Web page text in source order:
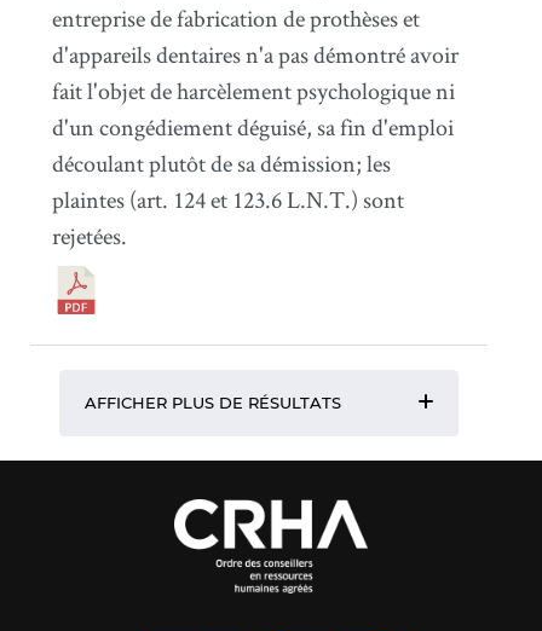
entreprise de fabrication de prothèses et
d'appareils dentaires n'a pas démontré avoir
fait l'objet de harcèlement psychologique ni
d'un congédiement déguisé, sa fin d'emploi
découlant plutôt de sa démission; les
plaintes (art. 124 et 123.6 L.N.T.) sont
rejetées.
AFFICHER PLUS DE RÉSULTATS